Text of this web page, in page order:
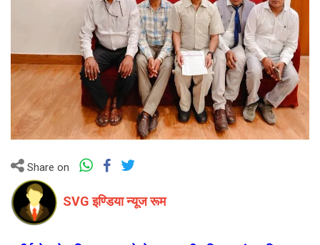
Share on
SVG इण्डिया न्यूज रूम